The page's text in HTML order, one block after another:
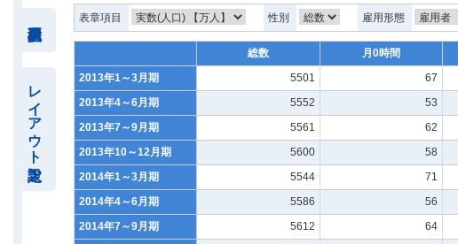
レイアウト設定
表章項目 性別 雇用形態
総数 月0時間
2013年1～3月期
5501 67
2013年4～6月期
5552 53
2013年7～9月期
5561 62
2013年10～12月期
5600 58
2014年1～3月期
5544 71
2014年4～6月期
5586 56
2014年7～9月期
5612 64